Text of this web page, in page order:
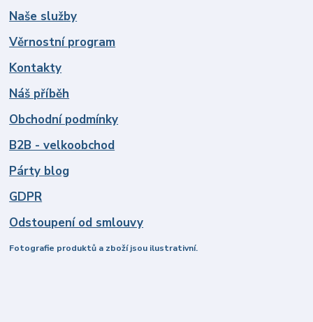
Naše služby
Věrnostní program
Kontakty
Náš příběh
Obchodní podmínky
B2B - velkoobchod
Párty blog
GDPR
Odstoupení od smlouvy
Fotografie produktů a zboží jsou ilustrativní.